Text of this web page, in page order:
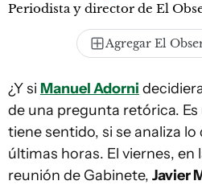
Periodista y director de El
Agregar El
¿Y si Manuel Adorni
de una pregunta retórica.
tiene sentido, si se analiza lo
últimas horas. El viernes, en
reunión de Gabinete, Javier